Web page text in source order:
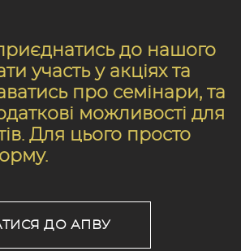
до нашого
участь у акціях та
про семінари, та
можливості для
Для цього просто
ДО АПВУ